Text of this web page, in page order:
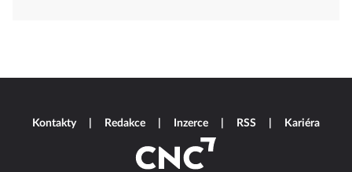
Kontakty Redakce Inzerce RSS Kariéra